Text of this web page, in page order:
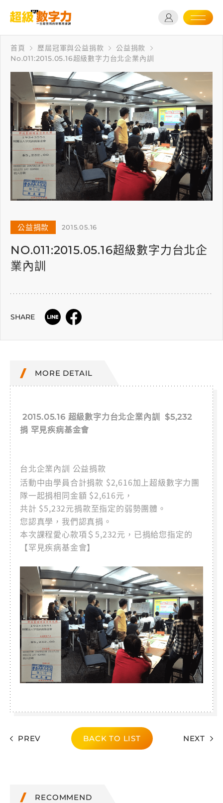
首頁 歷屆冠軍與公益捐款
公益捐款
No.011:2015.05.16超級數字力台北企業內訓
公益捐款 2015.05.16
NO.011:2015.05.16超級數字力台北企
業內訓
SHARE
MORE DETAIL
2015.05.16 超級數字力台北企業內訓 $5,232
捐 罕見疾病基金會
台北企業內訓 公益捐款
活動中由學員合計捐款 $2,616加上超級數字力團
隊一起捐相同金額 $2,616元，
共計 $5,232元捐款至指定的弱勢團體。
您認真學，我們認真捐。
本次課程愛心款項＄5,232元，已捐給您指定的
【罕見疾病基金會】
PREV BACK TO LIST NEXT
RECOMMEND